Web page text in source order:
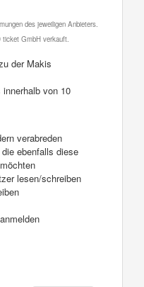
des jeweiligen Anbieters.
GmbH verkauft.
der Makis
von 10
verabreden
ebenfalls diese
lesen/schreiben